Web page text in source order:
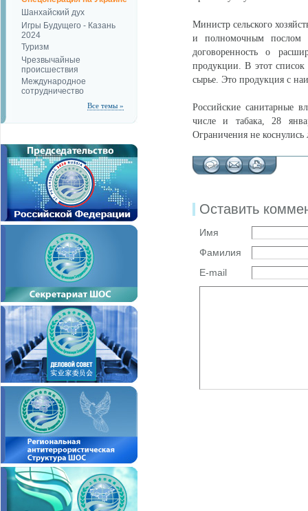
Шанхайский дух
Игры Будущего - Казань
2024
Туризм
Чрезвычайные
происшествия
Международное
сотрудничество
Все темы »
Министр сельского
и полномочным послом
договоренность о
продукции. В этот
сырье. Это продукция с
Российские санитарные
числе и табака, 28
Ограничения не
Оставить
Имя
Фамилия
E-mail